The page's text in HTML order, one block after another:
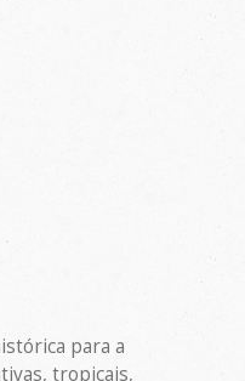
para a
tropicais,